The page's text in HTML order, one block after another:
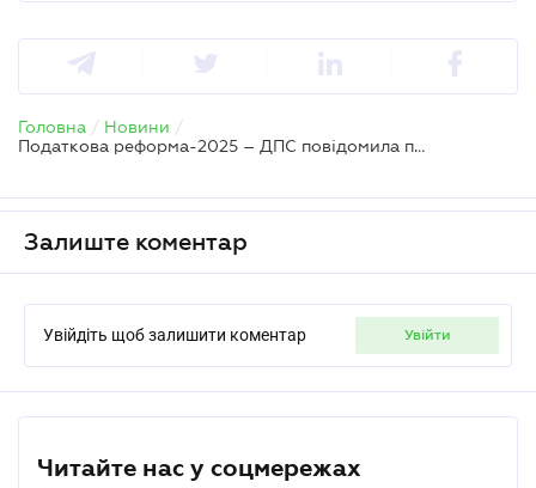
Головна / Новини /
Податкова реформа-2025 – ДПС повідомила про свої плани
Залиште коментар
Увійдіть щоб залишити коментар увійти
Читайте нас у соцмережах